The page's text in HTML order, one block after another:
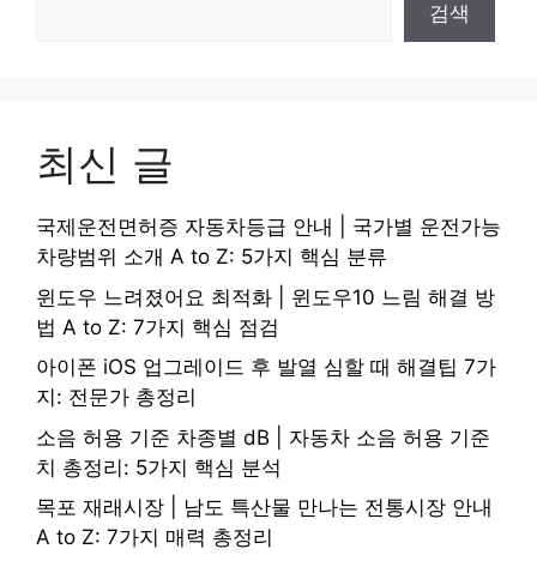
검색
최신 글
국제운전면허증 자동차등급 안내 | 국가별 운전가능
차량범위 소개 A to Z: 5가지 핵심 분류
윈도우 느려졌어요 최적화 | 윈도우10 느림 해결 방
법 A to Z: 7가지 핵심 점검
아이폰 iOS 업그레이드 후 발열 심할 때 해결팁 7가
지: 전문가 총정리
소음 허용 기준 차종별 dB | 자동차 소음 허용 기준
치 총정리: 5가지 핵심 분석
목포 재래시장 | 남도 특산물 만나는 전통시장 안내
A to Z: 7가지 매력 총정리